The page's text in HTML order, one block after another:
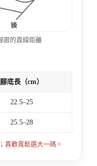
跟的直線距離
腳底長（cm）
22.5–25
25.5–28
喜歡寬鬆選大一碼。